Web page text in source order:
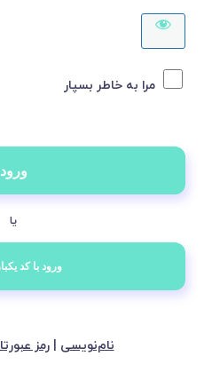
مرا به خاطر بسپار
یا
نام‌نویسی |رمز